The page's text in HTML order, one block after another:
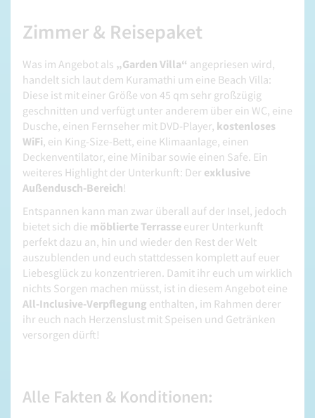
Zimmer & Reisepaket
Was im Angebot als „Garden Villa“ angepriesen wird,
handelt sich laut dem Kuramathi um eine Beach Villa:
Diese ist mit einer Größe von 45 qm sehr großzügig
geschnitten und verfügt unter anderem über ein WC, eine
Dusche, einen Fernseher mit DVD-Player, kostenloses
WiFi, ein King-Size-Bett, eine Klimaanlage, einen
Deckenventilator, eine Minibar sowie einen Safe. Ein
weiteres Highlight der Unterkunft: Der exklusive
Außendusch-Bereich!
Entspannen kann man zwar überall auf der Insel, jedoch
bietet sich die möblierte Terrasse eurer Unterkunft
perfekt dazu an, hin und wieder den Rest der Welt
auszublenden und euch stattdessen komplett auf euer
Liebesglück zu konzentrieren. Damit ihr euch um wirklich
nichts Sorgen machen müsst, ist in diesem Angebot eine
All-Inclusive-Verpflegung enthalten, im Rahmen derer
ihr euch nach Herzenslust mit Speisen und Getränken
versorgen dürft!
Alle Fakten & Konditionen: